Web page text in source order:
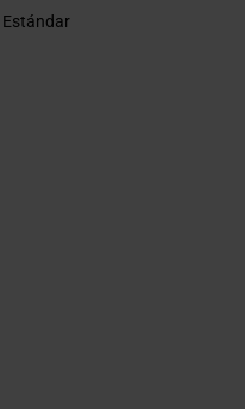
Estándar